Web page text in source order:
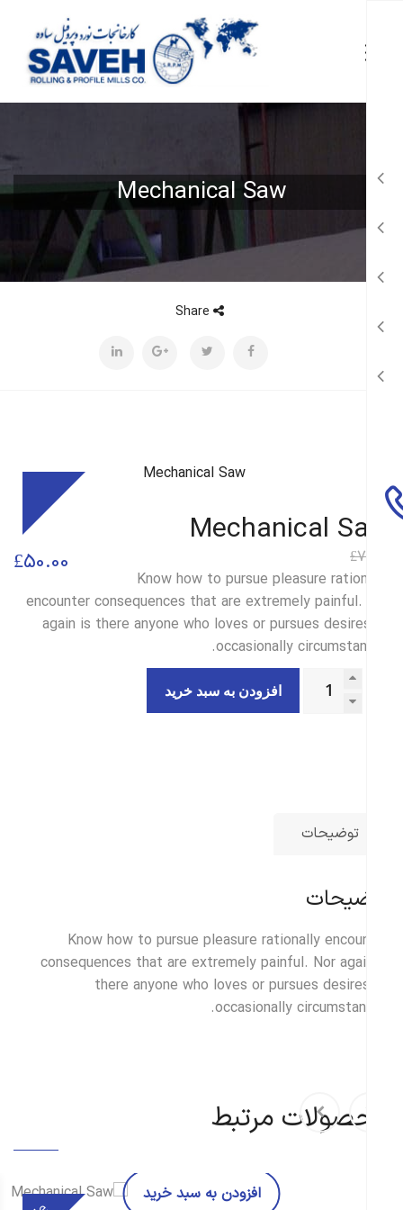
Mechanical Saw
Mechanical
قیمت
اصلی
£70.00
بود.
£50.00
قیمت
فعلی
£50.00
است.
Know how to pursue pleasure
encounter consequences that are extremely painful.
again is there anyone who loves or pursues
occasionally
افزودن به سبد خرید
توضیحات
Know how to pursue pleasure rationally
consequences that are extremely painful. Nor
there anyone who loves or pursues
occasionally
مرتبط
افزودن به سبد خرید